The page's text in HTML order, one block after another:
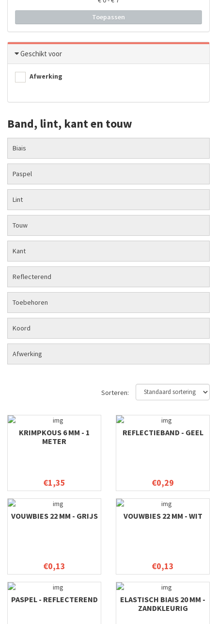
Toepassen
Geschikt voor
Afwerking
Band, lint, kant en touw
Biais
Paspel
Lint
Touw
Kant
Reflecterend
Toebehoren
Koord
Afwerking
Sorteren:
KRIMPKOUS 6 MM - 1
METER
€1,35
REFLECTIEBAND - GEEL
€0,29
VOUWBIES 22 MM - GRIJS
€0,13
VOUWBIES 22 MM - WIT
€0,13
PASPEL - REFLECTEREND
ELASTISCH BIAIS 20 MM -
ZANDKLEURIG